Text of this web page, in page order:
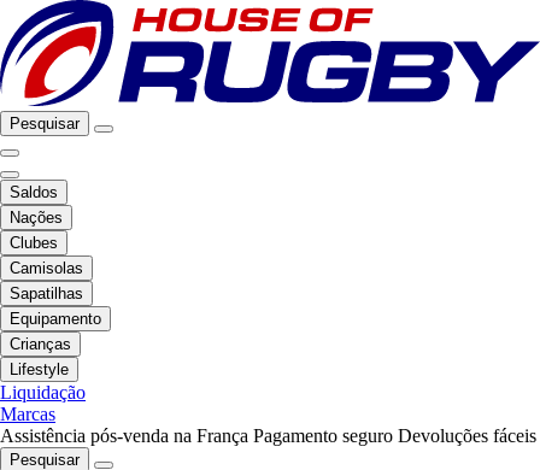
Pesquisar
Saldos
Nações
Clubes
Camisolas
Sapatilhas
Equipamento
Crianças
Lifestyle
Liquidação
Marcas
Assistência pós-venda na França Pagamento seguro Devoluções fáceis
Pesquisar